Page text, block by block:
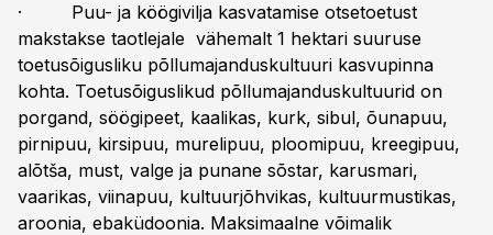
· Puu- ja köögivilja kasvatamise otsetoetust
makstakse taotlejale vähemalt 1 hektari suuruse
toetusõigusliku põllumajanduskultuuri kasvupinna
kohta. Toetusõiguslikud põllumajanduskultuurid on
porgand, söögipeet, kaalikas, kurk, sibul, õunapuu,
pirnipuu, kirsipuu, murelipuu, ploomipuu, kreegipuu,
alõtša, must, valge ja punane sõstar, karusmari,
vaarikas, viinapuu, kultuurjõhvikas, kultuurmustikas,
aroonia, ebaküdoonia. Maksimaalne võimalik